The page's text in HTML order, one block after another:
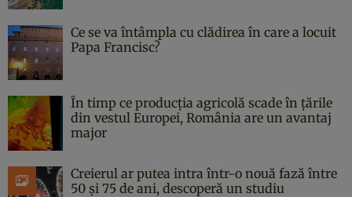
Ce se va întâmpla cu clădirea în care a locuit
Papa Francisc?
În timp ce producția agricolă scade în țările
din vestul Europei, România are un avantaj
major
Creierul ar putea intra într-o nouă fază între
50 și 75 de ani, descoperă un studiu